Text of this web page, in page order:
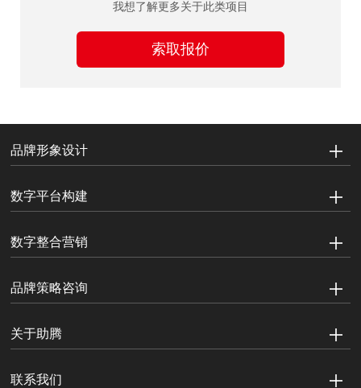
我想了解更多关于此类项目
索取报价
品牌形象设计
数字平台构建
数字整合营销
品牌策略咨询
关于助腾
联系我们